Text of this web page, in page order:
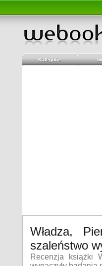
Kategorie
Władza,
szaleństwo
Recenzja książki